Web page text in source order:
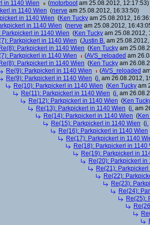
in 1140 Wien
(motorbootam 25.08.2012, 12:17:53)
in 1140 Wien (nerve am 25.08.2012, 16:33:50)
in 1140 Wien (Ken Tucky am 25.08.2012,
in 1140 Wien (nerve am 25.08.2012,
Parkpickerl in 1140 Wien (Ken Tucky am 25.08.2012,
Parkpickerl in 1140 Wien (Justin B. am
Re(8): Parkpickerl in 1140 Wien (Ken Tucky am
Parkpickerl in 1140 Wien
(AVS_reloaded am
Re(8): Parkpickerl in 1140 Wien (Ken Tucky am
Re(9): Parkpickerl in 1140 Wien
(AVS_reloaded
Re(9): Parkpickerl in 1140 Wien (j. am 26.08.2012,
Re(10): Parkpickerl in 1140 Wien (Ken Tucky am
Re(11): Parkpickerl in 1140 Wien (j. am
Re(12): Parkpickerl in 1140 Wien (Ken
Re(13): Parkpickerl in 1140 Wien (j. am
Re(14): Parkpickerl in 1140 Wien (
Re(15): Parkpickerl in 1140 Wien (j.
Re(16): Parkpickerl in 1140 Wien
Re(17): Parkpickerl in 1140
Re(18): Parkpickerl in 1140
Re(19): Parkpickerl in
Re(20): Parkpickerl in
Re(21):
Re(22):
Re(23):
Re(24):
Re(25):